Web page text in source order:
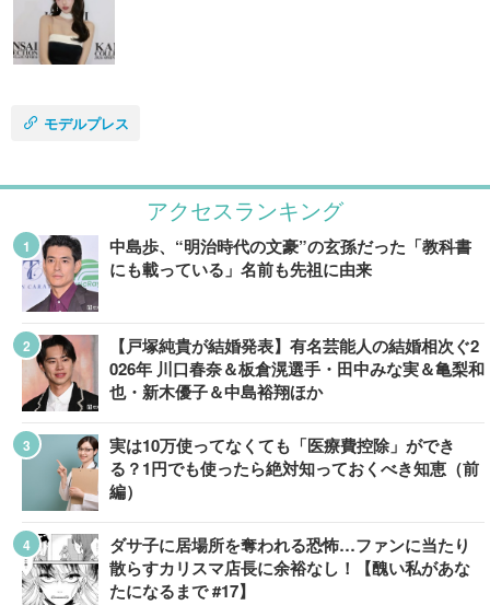
モデルプレス
アクセスランキング
中島歩、“明治時代の文豪”の玄孫だった「教科書
にも載っている」名前も先祖に由来
【戸塚純貴が結婚発表】有名芸能人の結婚相次ぐ2
026年 川口春奈＆板倉滉選手・田中みな実＆亀梨和
也・新木優子＆中島裕翔ほか
実は10万使ってなくても「医療費控除」ができ
る？1円でも使ったら絶対知っておくべき知恵（前
編）
ダサ子に居場所を奪われる恐怖…ファンに当たり
散らすカリスマ店長に余裕なし！【醜い私があな
たになるまで #17】